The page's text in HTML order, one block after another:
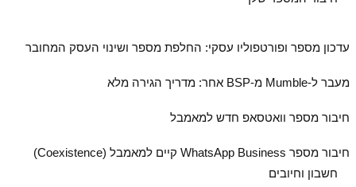
עדכון מספר ופורטפוליו עסקי: החלפת מספר ושינוי העסק המחובר
מעבר ל‑Mumble מ‑BSP אחר: מדריך הגירה מלא
חיבור מספר וואטסאפ חדש למאמבל
חיבור מספר WhatsApp Business קיים למאמבל (Coexistence)
חשבון וחיובים